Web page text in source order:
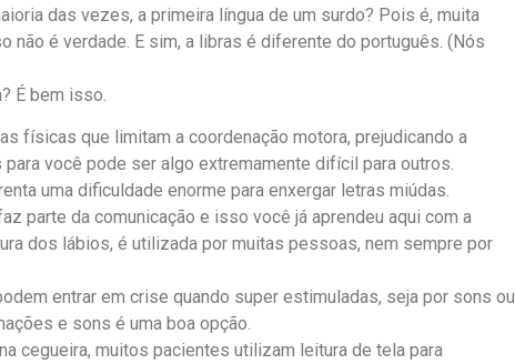
das vezes, a primeira língua de um surdo? Pois é, muita
é verdade. E sim, a libras é diferente do português. (Nós
É bem isso.
físicas que limitam a coordenação motora, prejudicando a
você pode ser algo extremamente difícil para outros.
uma dificuldade enorme para enxergar letras miúdas.
parte da comunicação e isso você já aprendeu aqui com a
dos lábios, é utilizada por muitas pessoas, nem sempre por
entrar em crise quando super estimuladas, seja por sons ou
e sons é uma boa opção.
cegueira, muitos pacientes utilizam leitura de tela para